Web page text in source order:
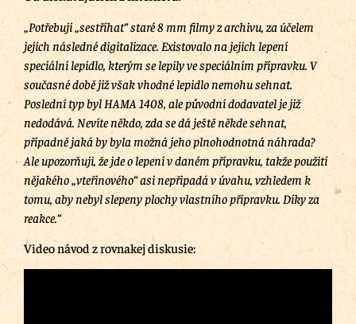
„Potřebuji „sestříhat“ staré 8 mm filmy z archivu, za účelem
jejich následné digitalizace. Existovalo na jejich lepení
speciální lepidlo, kterým se lepily ve speciálním přípravku. V
současné době již však vhodné lepidlo nemohu sehnat.
Poslední typ byl HAMA 1408, ale původní dodavatel je již
nedodává. Nevíte někdo, zda se dá ještě někde sehnat,
případně jaká by byla možná jeho plnohodnotná náhrada?
Ale upozorňuji, že jde o lepení v daném přípravku, takže použití
nějakého „vteřinového“ asi nepřipadá v úvahu, vzhledem k
tomu, aby nebyl slepeny plochy vlastního přípravku. Díky za
reakce.“
Video návod z rovnakej diskusie: